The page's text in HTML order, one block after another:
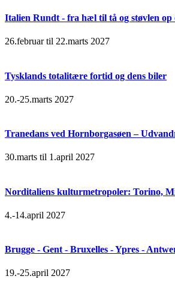
Italien Rundt - fra hæl til tå og støvlen op
26.februar til 22.marts 2027
Tysklands totalitære fortid og dens biler
20.-25.marts 2027
Tranedans ved Hornborgasøen –
30.marts til 1.april 2027
Norditaliens kulturmetropoler: Torino,
4.-14.april 2027
Brugge - Gent - Bruxelles - Ypres -
19.-25.april 2027